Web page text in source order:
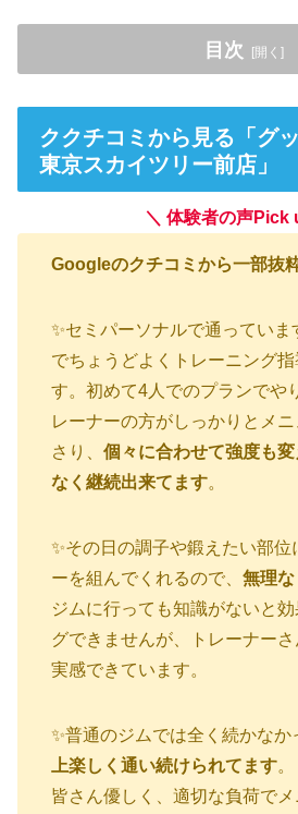
目次
リー前店」
グッドライフジムのコンセプトを
グッドライフジム 東京スカイツ
GOODLIFE GYMのトレーナーや
方法とジムの内装を紹介
グッドライフジム 東京スカイツ
料金
グッドライフジム 東京スカイツ
ト・デメリットまとめ
る方法!!
ククチコミから見る「グ
東京スカイツリー前店」
＼ 体験者の声Pick
Googleのクチコミから一部抜
✨セミパーソナルで通ってい
でちょうどよくトレーニング
す。初めて4人でのプランでや
レーナーの方がしっかりとメ
さり、 個々に合わせて強度も
なく継続出来てます。
✨その日の調子や鍛えたい部位
ーを組んでくれるので、 無理な
ジムに行っても知識がないと
グできませんが、トレーナー
実感できています。
✨普通のジムでは全く続かなか
上楽しく通い続けられてます
皆さん優しく、適切な負荷でメ